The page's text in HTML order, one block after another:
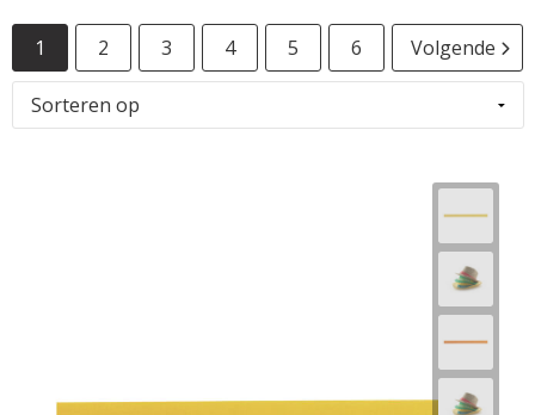
Beurs en evenementen
Bloemen en planten
1 2 3 4 5 6 Volgende